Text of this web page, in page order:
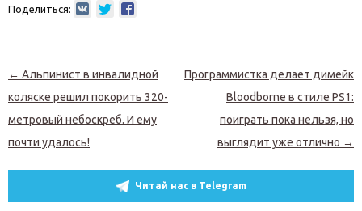
Поделиться:
Навигация по записям
← Альпинист в инвалидной
коляске решил покорить 320-
метровый небоскреб. И ему
почти удалось!
Программистка делает димейк
Bloodborne в стиле PS1:
поиграть пока нельзя, но
выглядит уже отлично →
Читай нас в Telegram